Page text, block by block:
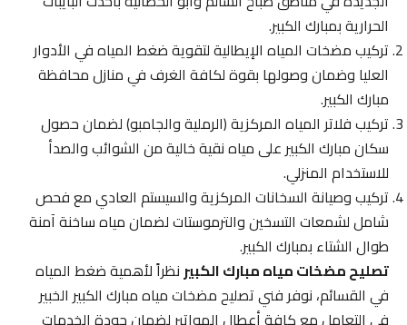
الحرارية بمبارك الكبير.
تركيب مضخات المياه الإيطالية لتقوية ضغط المياه في الأدوار
العليا وضمان وصولها بقوة لكافة الغرف في منازل محافظة
مبارك الكبير.
تركيب فلاتر المياه المركزية (الرملية والجامبو) لضمان حصول
سكان مبارك الكبير على مياه نقية خالية من الشوائب والصدأ
للاستخدام المنزلي.
تركيب وصيانة السخانات المركزية والسيستم العادي مع فحص
شامل لشمعات التسخين والترموستات لضمان مياه ساخنة آمنة
طوال الشتاء بمبارك الكبير.
تصليح مضخات مياه مبارك الكبيرنظراً لأهمية ضغط المياه
في القسائم، نوفر فني تصليح مضخات مياه مبارك الكبير الخبير
في التعامل مع كافة أعطال المواتير لضمان جودة الخدمات